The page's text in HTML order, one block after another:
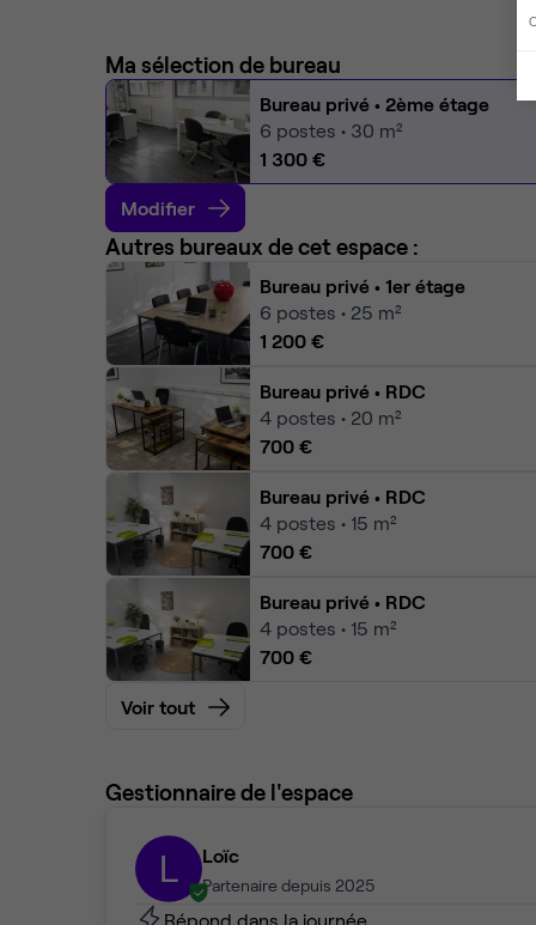
Ma sélection de bureau
Bureau privé • 2ème étage
6 postes • 30 m²
1 300 €
Modifier
Autres bureaux de cet espace :
Bureau privé • 1er étage
6 postes • 25 m²
1 200 €
Bureau privé • RDC
4 postes • 20 m²
700 €
Bureau privé • RDC
4 postes • 15 m²
700 €
Bureau privé • RDC
4 postes • 15 m²
700 €
Voir tout
Gestionnaire de l'espace
L Loïc
Partenaire depuis 2025
Répond dans la journée